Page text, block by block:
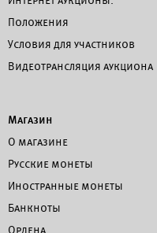
Положения
Условия для участников
Видеотрансляция аукциона
Магазин
О магазине
Русские монеты
Иностранные монеты
Банкноты
Ордена